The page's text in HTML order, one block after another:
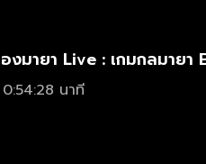
งมายา Live : เกมกลมายา
0:54:28 นาที